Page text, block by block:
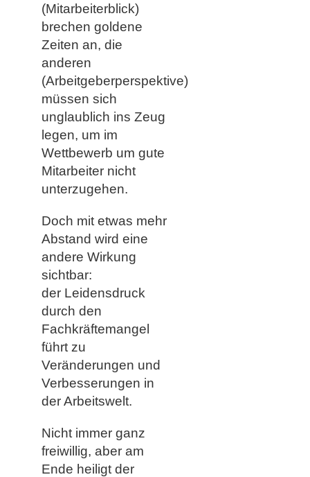
(Mitarbeiterblick)
brechen goldene
Zeiten an, die
anderen
(Arbeitgeberperspektive)
müssen sich
unglaublich ins Zeug
legen, um im
Wettbewerb um gute
Mitarbeiter nicht
unterzugehen.
Doch mit etwas mehr
Abstand wird eine
andere Wirkung
sichtbar:
der Leidensdruck
durch den
Fachkräftemangel
führt zu
Veränderungen und
Verbesserungen in
der Arbeitswelt.
Nicht immer ganz
freiwillig, aber am
Ende heiligt der